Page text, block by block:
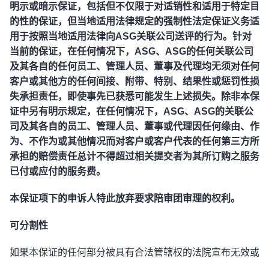
明示或暗示保证，包括但不仅限于对适销性和适用于特定目
的性的保证，但当地适用法律规定的强制性法定保证义务适
用于按照当地适用法律向ASG关联公司送评的行为。针对
当前的保证，在任何情况下，ASG、ASG的任何关联公司
及其各自的任何员工、管理人员、董事及代理均无须对任何
客户或其他方的任何间接、附带、特别、结果性或惩罚性损
失承担责任，即使事先已获悉可能发生上述损失。除非本保
证中另有明示规定，在任何情况下，ASG、ASG的关联公
司及其各自的员工、管理人员、董事或代理因任何缘由、作
为、不作为或其他情况而对客户或客户代表的任何第三方所
承担的赔偿责任总计不得超过相关提交者为其所订购之服务
已付或应付的服务费。
本保证项下的申诉人特此放弃要求陪审团审理的权利。
可分割性
如果本保证的任何部分被具有合法管辖权的法院宣布无效或